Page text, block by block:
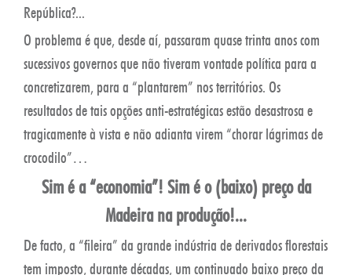
República?...
O problema é que, desde aí, passaram quase trinta anos com
sucessivos governos que não tiveram vontade política para a
concretizarem, para a “plantarem” nos territórios. Os
resultados de tais opções anti-estratégicas estão desastrosa e
tragicamente à vista e não adianta virem “chorar lágrimas de
crocodilo”…
Sim é a “economia”! Sim é o (baixo) preço da
Madeira na produção!...
De facto, a “fileira” da grande indústria de derivados florestais
tem imposto, durante décadas, um continuado baixo preço da